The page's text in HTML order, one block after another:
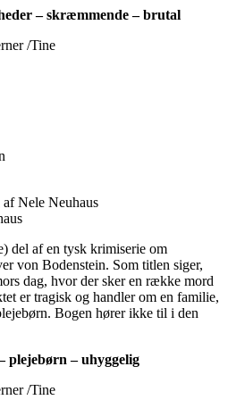
– skræmmende – brutal
del af en tysk krimiserie om
von Bodenstein. Som titlen siger,
dag, hvor der sker en række mord
er tragisk og handler om en familie,
Bogen hører ikke til i den
plejebørn – uhyggelig